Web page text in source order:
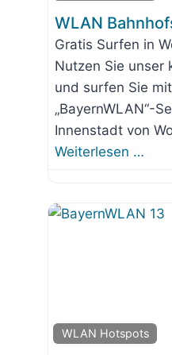
WLAN
Gratis Surfen in
Nutzen Sie unser
und surfen Sie
„BayernWLAN“-
Innenstadt von
Weiterlesen …
WLAN Hotspots